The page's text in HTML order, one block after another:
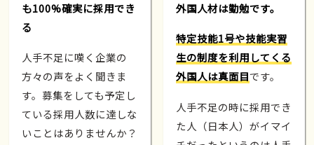
も100%確実に採用でき
る
人手不足に嘆く企業の
方々の声をよく聞きま
す。募集をしても予定し
ている採用人数に達しな
いことはありませんか？
外国人材は勤勉です。
特定技能1号や技能実習
生の制度を利用してくる
外国人は真面目です。
人手不足の時に採用でき
た人（日本人）がイマイ